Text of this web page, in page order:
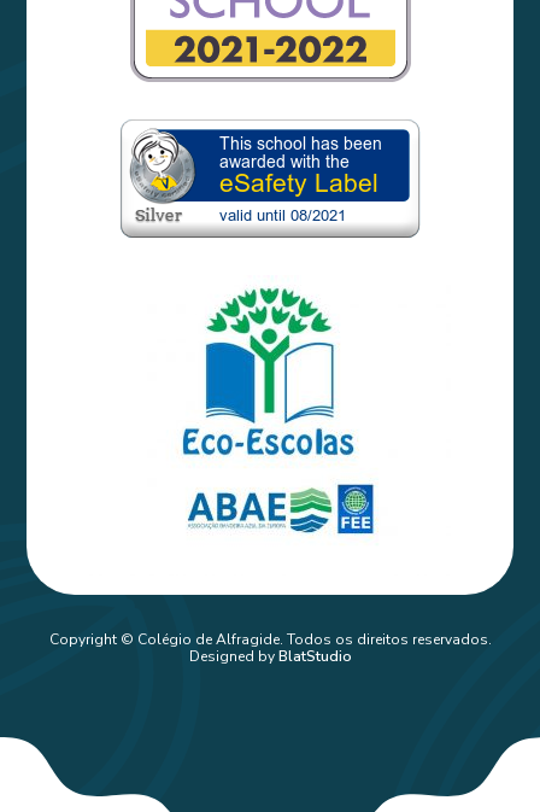
Copyright © Colégio de Alfragide. Todos os direitos reservados.
Designed byBlatStudio